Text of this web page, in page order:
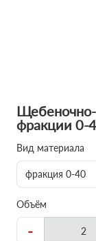
фракции 0-
Вид материала
фракция 0-40
Объём
-